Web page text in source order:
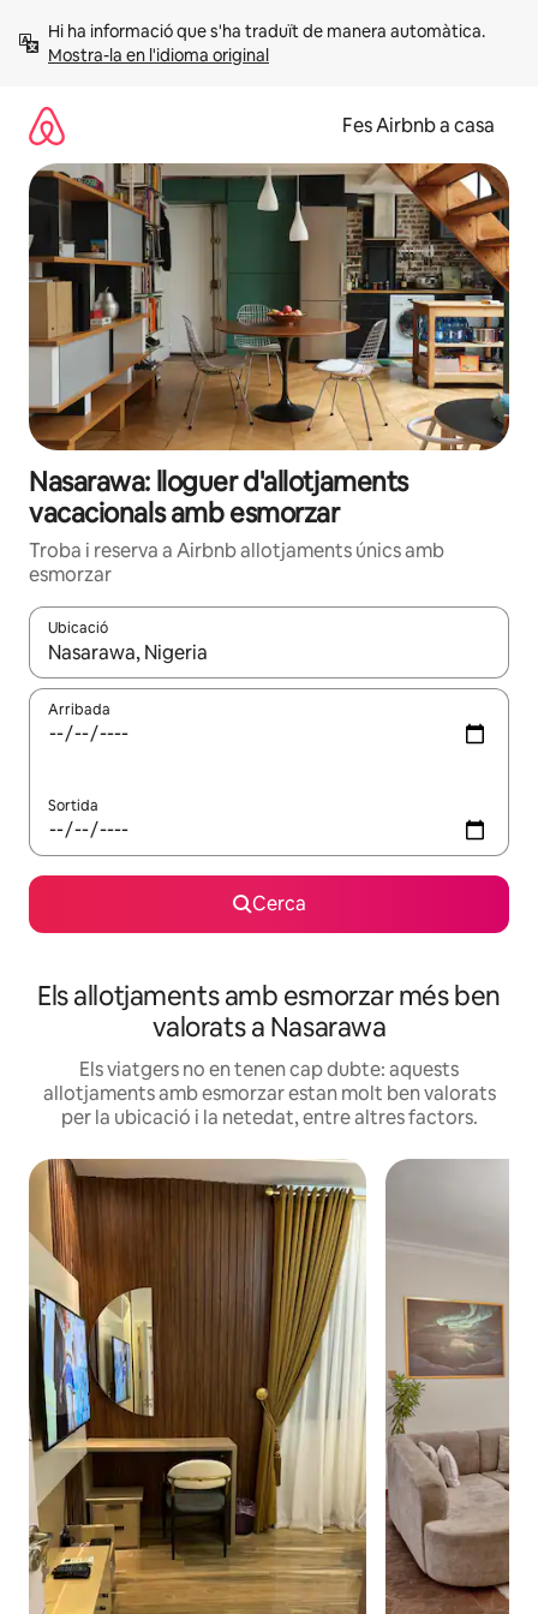
Mostra-la en l'idioma original
Fes Airbnb a casa
Nasarawa: lloguer d'allotjaments
vacacionals amb esmorzar
Troba i reserva a Airbnb allotjaments únics amb
esmorzar
Ubicació
Quan els resultats estiguin disponibles, podràs navegar-hi a
Arribada
Sortida
Cerca
Els allotjaments amb esmorzar més ben
valorats a Nasarawa
Els viatgers no en tenen cap dubte: aquests
allotjaments amb esmorzar estan molt ben valorats
per la ubicació i la netedat, entre altres factors.